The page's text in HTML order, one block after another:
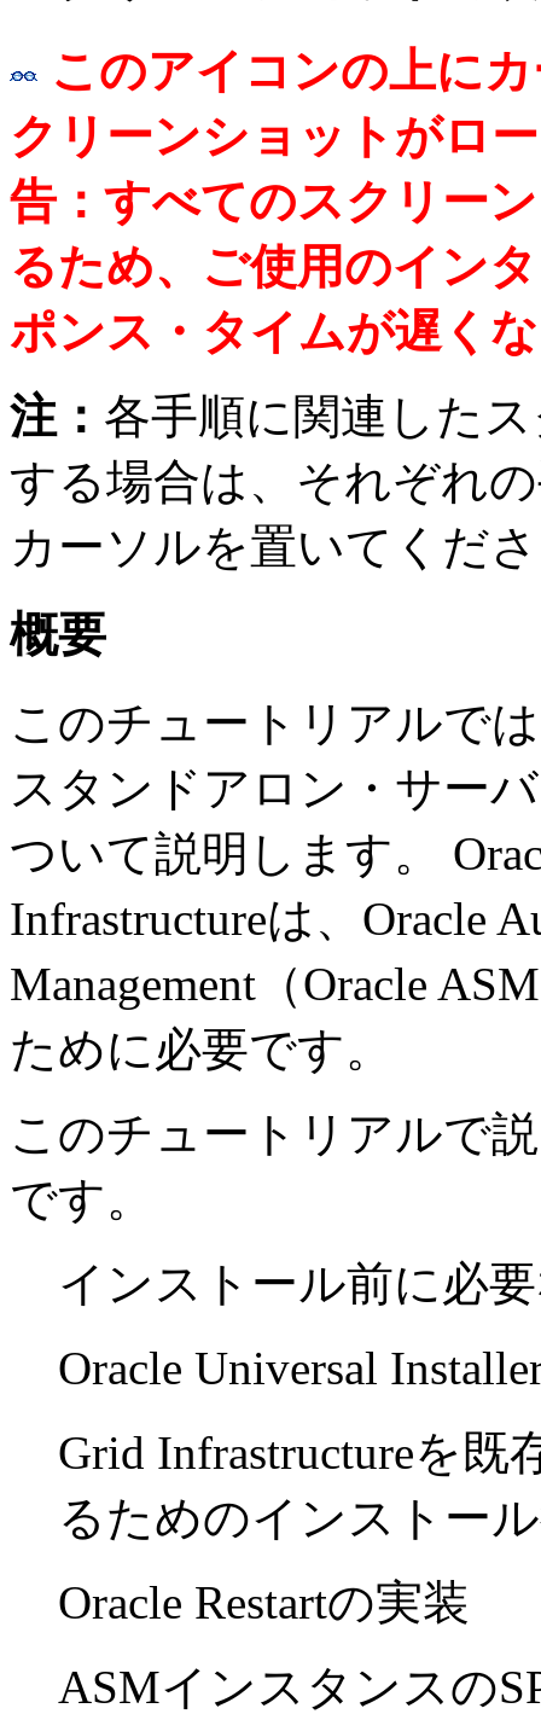
このアイコンの上に
クリーンショットがロ
告：すべてのスクリー
るため、ご使用のイン
ポンス・タイムが遅く
注： 各手順に関連した
する場合は、それぞれ
カーソルを置いてくだ
概要
このチュートリアルでは
スタンドアロン・サー
ついて説明します。
Infrastructureは、Oracle
Management（Oracle
ために必要です。
このチュートリアルで
です。
インストール前に必
Oracle Universal
Grid Infrastructureを
るためのインストー
Oracle Restartの実装
ASMインスタンスの